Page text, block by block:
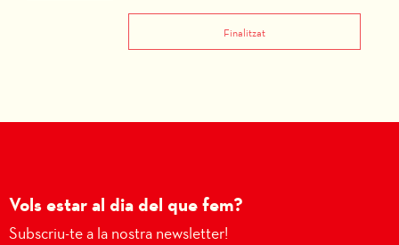
Finalitzat
Vols estar al dia del que fem?
Subscriu-te a la nostra newsletter!